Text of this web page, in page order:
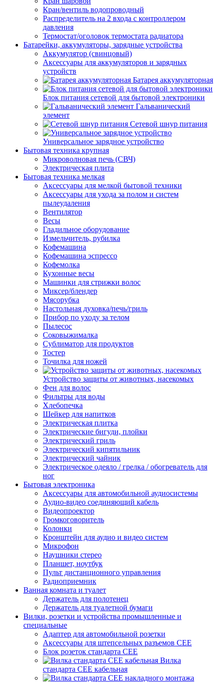
Кран/вентиль водопроводный
Распределитель на 2 входа с контроллером
давления
Термостат/оголовок термостата радиатора
Батарейки, аккумуляторы, зарядные устройства
Аккумулятор (свинцовый)
Аксессуары для аккумуляторов и зарядных
устройств
Батарея аккумуляторная
Блок питания сетевой для бытовой электроники
Гальванический
элемент
Сетевой шнур питания
Универсальное зарядное устройство
Бытовая техника крупная
Микроволновая печь (СВЧ)
Электрическая плита
Бытовая техника мелкая
Аксессуары для мелкой бытовой техники
Аксессуары для ухода за полом и систем
пылеудаления
Вентилятор
Весы
Гладильное оборудование
Измельчитель, рубилка
Кофемашина
Кофемашина эспрессо
Кофемолка
Кухонные весы
Машинки для стрижки волос
Миксер/блендер
Мясорубка
Настольная духовка/печь/гриль
Прибор по уходу за телом
Пылесос
Соковыжималка
Сублиматор для продуктов
Тостер
Точилка для ножей
Устройство защиты от животных, насекомых
Фен для волос
Фильтры для воды
Хлебопечка
Шейкер для напитков
Электрическая плитка
Электрические бигуди, плойки
Электрический гриль
Электрический кипятильник
Электрический чайник
Электрическое одеяло / грелка / обогреватель для
ног
Бытовая электроника
Аксессуары для автомобильной аудиосистемы
Аудио-видео соединяющий кабель
Видеопроектор
Громкоговоритель
Колонки
Кронштейн для аудио и видео систем
Микрофон
Наушники стерео
Планшет, ноутбук
Пульт дистанционного управления
Радиоприемник
Ванная комната и туалет
Держатель для полотенец
Держатель для туалетной бумаги
Вилки, розетки и устройства промышленные и
специальные
Адаптер для автомобильной розетки
Аксессуары для штепсельных разъемов CEE
Блок розеток стандарта CEE
Вилка
стандарта CEE кабельная